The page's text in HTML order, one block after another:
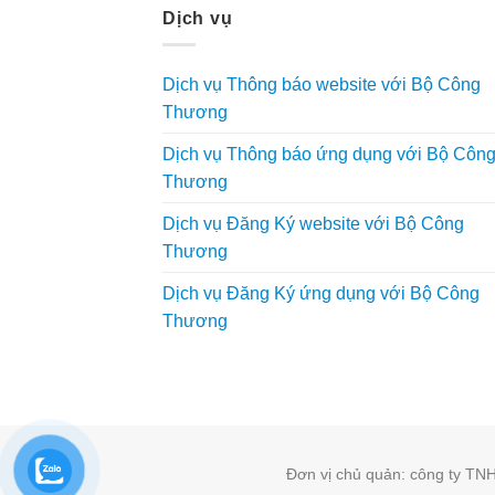
Dịch vụ
Dịch vụ Thông báo website với Bộ Công
Thương
Dịch vụ Thông báo ứng dụng với Bộ Công
Thương
Dịch vụ Đăng Ký website với Bộ Công
Thương
Dịch vụ Đăng Ký ứng dụng với Bộ Công
Thương
Đơn vị chủ quản: công ty